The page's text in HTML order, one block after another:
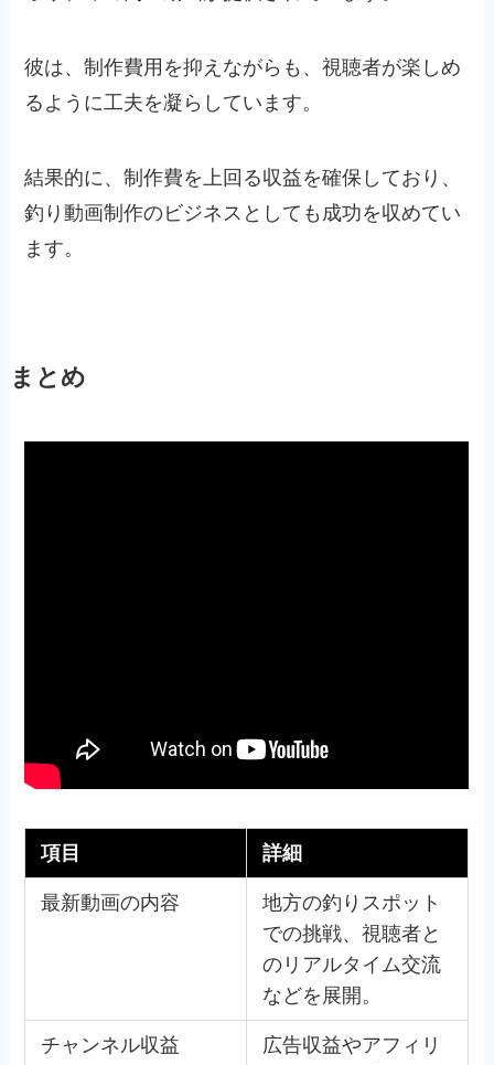
彼は、制作費用を抑えながらも、視聴者が楽しめ
るように工夫を凝らしています。
結果的に、制作費を上回る収益を確保しており、
釣り動画制作のビジネスとしても成功を収めてい
ます。
まとめ
項目 詳細
最新動画の内容
地方の釣りスポット
での挑戦、視聴者と
のリアルタイム交流
などを展開。
チャンネル収益
広告収益やアフィリ